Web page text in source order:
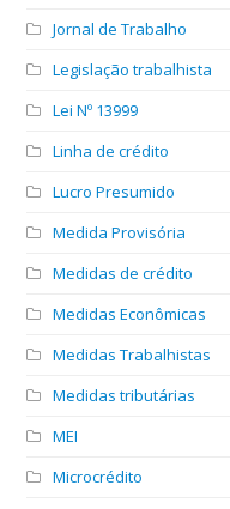
Jornal de Trabalho
Legislação trabalhista
Lei Nº 13999
Linha de crédito
Lucro Presumido
Medida Provisória
Medidas de crédito
Medidas Econômicas
Medidas Trabalhistas
Medidas tributárias
MEI
Microcrédito